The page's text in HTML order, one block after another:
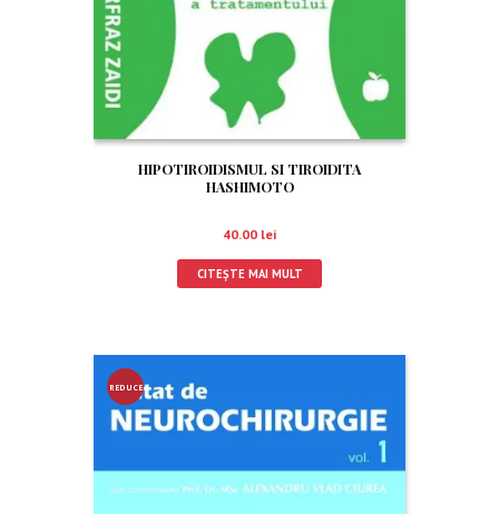
HIPOTIROIDISMUL SI TIROIDITA
HASHIMOTO
40.00 lei
CITEȘTE MAI MULT
REDUCE
RE!